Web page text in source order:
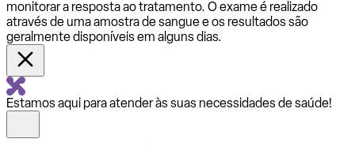
monitorar a resposta ao tratamento. O exame é realizado
através de uma amostra de sangue e os resultados são
geralmente disponíveis em alguns dias.
Estamos aqui para atender às suas necessidades de saúde!